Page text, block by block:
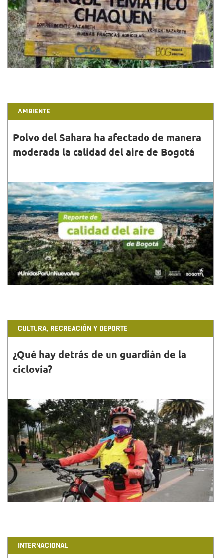
prácticas agrícolas sostenibles y la conservación del
bosque.
AMBIENTE
Polvo del Sahara ha afectado de manera
moderada la calidad del aire de Bogotá
28•FEB•2021
Conoce el reciente reporte de calidad del aire
emitido por Secretaría de Ambiente y cómo ha
intervenido la nube de polvo del Sahara.
CULTURA, RECREACIÓN Y DEPORTE
¿Qué hay detrás de un guardián de la
ciclovía?
28•FEB•2021
La Ciclovía de Bogotá es un programa que incentiva
y apoya a sus guardianes, para brindar siempre el
mejor servicio a la ciudadanía.
INTERNACIONAL